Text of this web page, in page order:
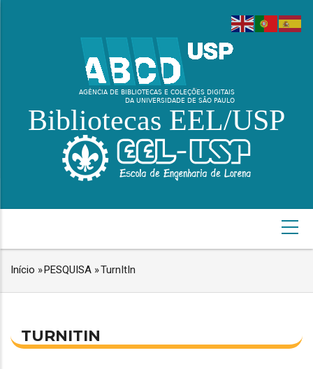
Bibliotecas EEL/USP
TRILHA
DE
Início »PESQUISA »TurnItIn
TURNITIN